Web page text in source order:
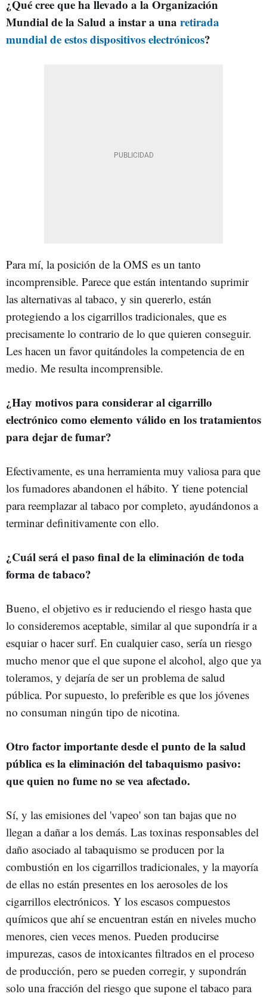
¿Qué cree que ha llevado a la Organización
Mundial de la Salud a instar a una retirada
mundial de estos dispositivos electrónicos?
Para mí, la posición de la OMS es un tanto
incomprensible. Parece que están intentando suprimir
las alternativas al tabaco, y sin quererlo, están
protegiendo a los cigarrillos tradicionales, que es
precisamente lo contrario de lo que quieren conseguir.
Les hacen un favor quitándoles la competencia de en
medio. Me resulta incomprensible.
¿Hay motivos para considerar al cigarrillo
electrónico como elemento válido en los tratamientos
para dejar de fumar?
Efectivamente, es una herramienta muy valiosa para que
los fumadores abandonen el hábito. Y tiene potencial
para reemplazar al tabaco por completo, ayudándonos a
terminar definitivamente con ello.
¿Cuál será el paso final de la eliminación de toda
forma de tabaco?
Bueno, el objetivo es ir reduciendo el riesgo hasta que
lo consideremos aceptable, similar al que supondría ir a
esquiar o hacer surf. En cualquier caso, sería un riesgo
mucho menor que el que supone el alcohol, algo que ya
toleramos, y dejaría de ser un problema de salud
pública. Por supuesto, lo preferible es que los jóvenes
no consuman ningún tipo de nicotina.
Otro factor importante desde el punto de la salud
pública es la eliminación del tabaquismo pasivo:
que quien no fume no se vea afectado.
Sí, y las emisiones del 'vapeo' son tan bajas que no
llegan a dañar a los demás. Las toxinas responsables del
daño asociado al tabaquismo se producen por la
combustión en los cigarrillos tradicionales, y la mayoría
de ellas no están presentes en los aerosoles de los
cigarrillos electrónicos. Y los escasos compuestos
químicos que ahí se encuentran están en niveles mucho
menores, cien veces menos. Pueden producirse
impurezas, casos de intoxicantes filtrados en el proceso
de producción, pero se pueden corregir, y supondrán
solo una fracción del riesgo que supone el tabaco para